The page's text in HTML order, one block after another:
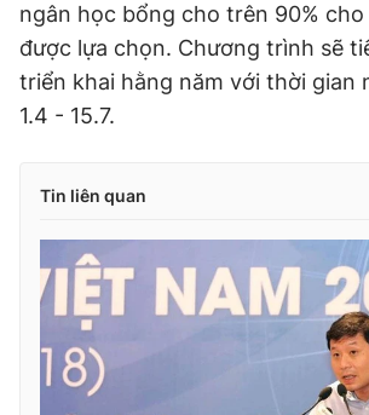
ngân học bổng cho trên 90%
được lựa chọn. Chương trình sẽ
triển khai hằng năm với thời gian
1.4 - 15.7.
Tin liên quan